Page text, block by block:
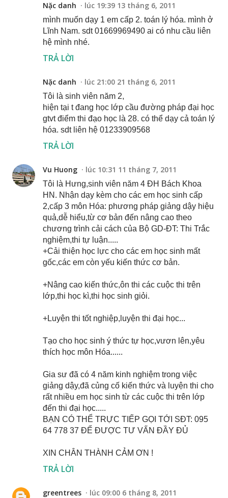
Nặc danh lúc 19:39 13 tháng 6, 2011
mình muốn dạy 1 em cấp 2. toán lý hóa. mình ở
Lĩnh Nam. sdt 01669969490 ai có nhu cầu liên
hệ mình nhé.
TRẢ LỜI
Nặc danh lúc 21:00 21 tháng 6, 2011
Tôi là sinh viên năm 2,
hiện tại t đang học lớp cầu đường pháp đại học
gtvt điểm thi đạo học là 28. có thể dạy cả toán lý
hóa. sdt liên hệ 01233909568
TRẢ LỜI
Vu Huong lúc 10:31 11 tháng 7, 2011
Tôi là Hưng,sinh viên năm 4 ĐH Bách Khoa
HN. Nhận dạy kèm cho các em học sinh cấp
2,cấp 3 môn Hóa: phương pháp giảng dậy hiệu
quả,dễ hiểu,từ cơ bản đến nâng cao theo
chương trình cải cách của Bộ GD-ĐT: Thi Trắc
nghiệm,thi tự luận.....
+Cải thiện học lực cho các em học sinh mất
gốc,các em còn yếu kiến thức cơ bản.
+Nâng cao kiến thức,ôn thi các cuộc thi trên
lớp,thi học kì,thi học sinh giỏi.
+Luyện thi tốt nghiệp,luyện thi đại học...
Tạo cho học sinh ý thức tự học,vươn lên,yêu
thích học môn Hóa......
Gia sư đã có 4 năm kinh nghiệm trong việc
giảng dậy,đã củng cố kiến thức và luyện thi cho
rất nhiều em học sinh từ các cuộc thi trên lớp
đến thi đại học.....
BẠN CÓ THỂ TRỰC TIẾP GỌI TỚI SĐT: 095
64 778 37 ĐỂ ĐƯỢC TƯ VẤN ĐẦY ĐỦ
XIN CHÂN THÀNH CẢM ƠN !
TRẢ LỜI
greentrees lúc 09:00 6 tháng 8, 2011